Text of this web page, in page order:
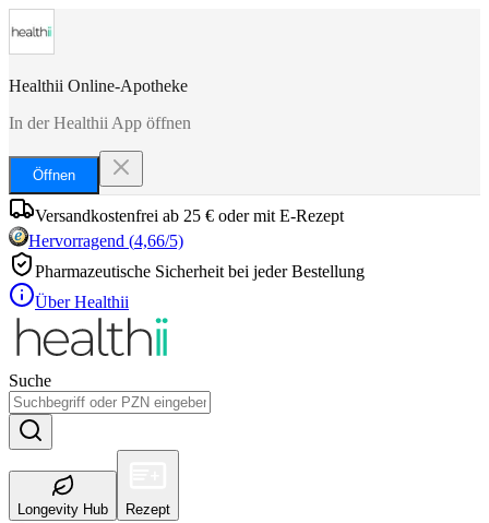
Healthii Online-Apotheke
In der Healthii App öffnen
Öffnen
Versandkostenfrei ab 25 € oder mit E-Rezept
Hervorragend (4,66/5)
Pharmazeutische Sicherheit bei jeder Bestellung
Über Healthii
Suche
Longevity Hub Rezept